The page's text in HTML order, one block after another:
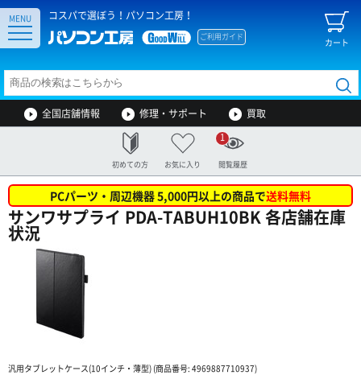
コスパで選ぼう！パソコン工房！
カート
ご利用ガイド
MENU
全国店舗情報 修理・サポート 買取
初めての方 お気に入り 閲覧履歴
1
PCパーツ・周辺機器 5,000円以上の商品で送料無料
サンワサプライ PDA-TABUH10BK 各店舗在庫
状況
汎用タブレットケース(10インチ・薄型) (商品番号: 4969887710937)